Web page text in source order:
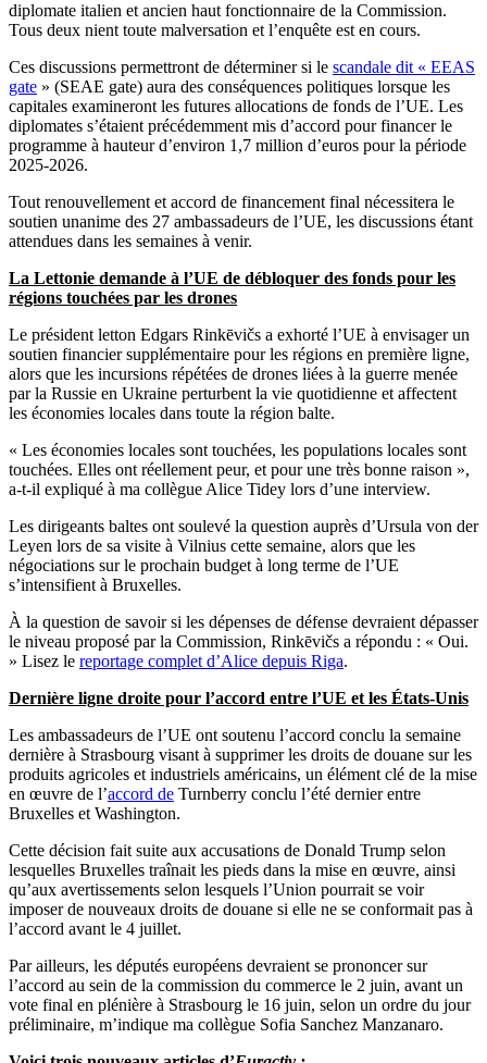
diplomate italien et ancien haut fonctionnaire de la Commission.
Tous deux nient toute malversation et l’enquête est en cours.
Ces discussions permettront de déterminer si le scandale dit « EEAS
gate » (SEAE gate) aura des conséquences politiques lorsque les
capitales examineront les futures allocations de fonds de l’UE. Les
diplomates s’étaient précédemment mis d’accord pour financer le
programme à hauteur d’environ 1,7 million d’euros pour la période
2025-2026.
Tout renouvellement et accord de financement final nécessitera le
soutien unanime des 27 ambassadeurs de l’UE, les discussions étant
attendues dans les semaines à venir.
La Lettonie demande à l’UE de débloquer des fonds pour les
régions touchées par les drones
Le président letton Edgars Rinkēvičs a exhorté l’UE à envisager un
soutien financier supplémentaire pour les régions en première ligne,
alors que les incursions répétées de drones liées à la guerre menée
par la Russie en Ukraine perturbent la vie quotidienne et affectent
les économies locales dans toute la région balte.
« Les économies locales sont touchées, les populations locales sont
touchées. Elles ont réellement peur, et pour une très bonne raison »,
a-t-il expliqué à ma collègue Alice Tidey lors d’une interview.
Les dirigeants baltes ont soulevé la question auprès d’Ursula von der
Leyen lors de sa visite à Vilnius cette semaine, alors que les
négociations sur le prochain budget à long terme de l’UE
s’intensifient à Bruxelles.
À la question de savoir si les dépenses de défense devraient dépasser
le niveau proposé par la Commission, Rinkēvičs a répondu : « Oui.
» Lisez le reportage complet d’Alice depuis Riga.
Dernière ligne droite pour l’accord entre l’UE et les États-Unis
Les ambassadeurs de l’UE ont soutenu l’accord conclu la semaine
dernière à Strasbourg visant à supprimer les droits de douane sur les
produits agricoles et industriels américains, un élément clé de la mise
en œuvre de l’accord de Turnberry conclu l’été dernier entre
Bruxelles et Washington.
Cette décision fait suite aux accusations de Donald Trump selon
lesquelles Bruxelles traînait les pieds dans la mise en œuvre, ainsi
qu’aux avertissements selon lesquels l’Union pourrait se voir
imposer de nouveaux droits de douane si elle ne se conformait pas à
l’accord avant le 4 juillet.
Par ailleurs, les députés européens devraient se prononcer sur
l’accord au sein de la commission du commerce le 2 juin, avant un
vote final en plénière à Strasbourg le 16 juin, selon un ordre du jour
préliminaire, m’indique ma collègue Sofia Sanchez Manzanaro.